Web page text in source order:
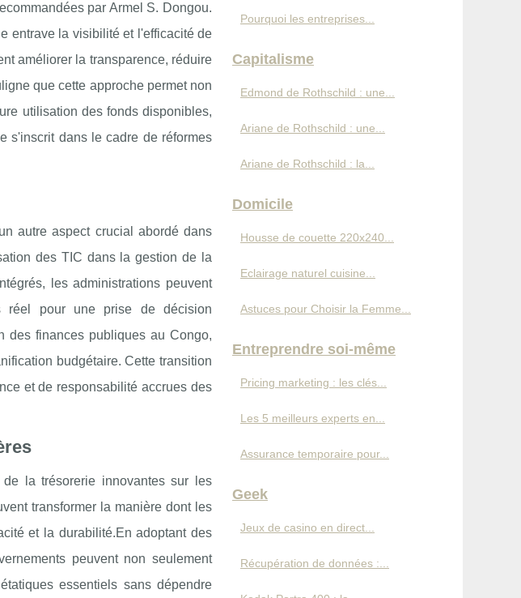
par Armel S. Dongou.
entrave la visibilité et l'efficacité de
améliorer la transparence, réduire
que cette approche permet non
utilisation des fonds disponibles,
s'inscrit dans le cadre de réformes
autre aspect crucial abordé dans
des TIC dans la gestion de la
les administrations peuvent
réel pour une prise de décision
des finances publiques au Congo,
budgétaire. Cette transition
et de responsabilité accrues des
la trésorerie innovantes sur les
transformer la manière dont les
et la durabilité.En adoptant des
peuvent non seulement
essentiels sans dépendre
Pourquoi les entreprises...
Capitalisme
Edmond de Rothschild : une...
Ariane de Rothschild : une...
Ariane de Rothschild : la...
Domicile
Housse de couette 220x240...
Eclairage naturel cuisine...
Astuces pour Choisir la Femme...
Entreprendre soi-même
Pricing marketing : les clés...
Les 5 meilleurs experts en...
Assurance temporaire pour...
Geek
Jeux de casino en direct...
Récupération de données :...